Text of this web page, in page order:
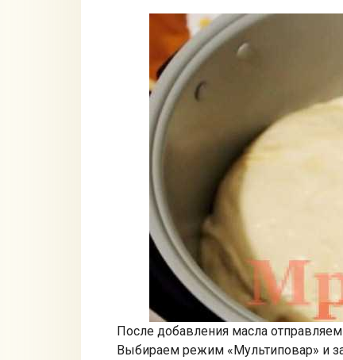
После добавления масла отправляем
Выбираем режим «Мультиповар» и